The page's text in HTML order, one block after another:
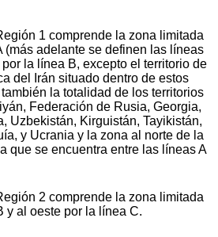
1 comprende la zona limitada
(más adelante se definen las líneas
la línea B, excepto el territorio de
del Irán situado dentro de estos
la totalidad de los territorios
Federación de Rusia, Georgia,
Uzbekistán, Kirguistán, Tayikistán,
y Ucrania y la zona al norte de la
que se encuentra entre las líneas A
2 comprende la zona limitada
y al oeste por la línea C.